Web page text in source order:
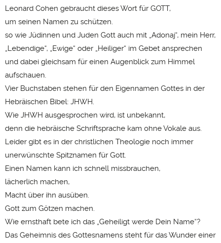
Leonard Cohen gebraucht dieses Wort für GOTT,
um seinen Namen zu schützen.
so wie Jüdinnen und Juden Gott auch mit „Adonaj“, mein Herr,
„Lebendige“, „Ewige“ oder „Heiliger“ im Gebet ansprechen
und dabei gleichsam für einen Augenblick zum Himmel
aufschauen.
Vier Buchstaben stehen für den Eigennamen Gottes in der
Hebräischen Bibel: JHWH.
Wie JHWH ausgesprochen wird, ist unbekannt,
denn die hebräische Schriftsprache kam ohne Vokale aus.
Leider gibt es in der christlichen Theologie noch immer
unerwünschte Spitznamen für Gott.
Einen Namen kann ich schnell missbrauchen,
lächerlich machen,
Macht über ihn ausüben.
Gott zum Götzen machen.
Wie ernsthaft bete ich das „Geheiligt werde Dein Name“?
Das Geheimnis des Gottesnamens steht für das Wunder einer